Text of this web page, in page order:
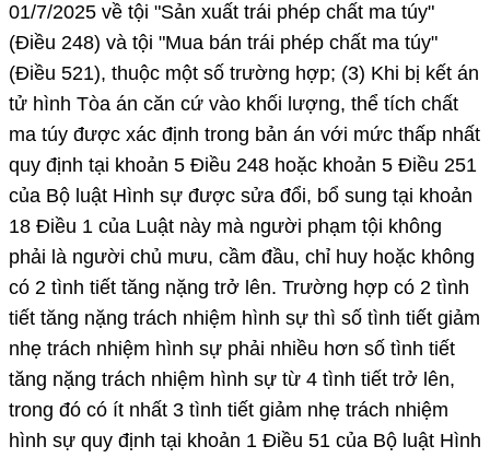
01/7/2025 về tội "Sản xuất trái phép chất ma túy"
(Điều 248) và tội "Mua bán trái phép chất ma túy"
(Điều 521), thuộc một số trường hợp; (3) Khi bị kết án
tử hình Tòa án căn cứ vào khối lượng, thể tích chất
ma túy được xác định trong bản án với mức thấp nhất
quy định tại khoản 5 Điều 248 hoặc khoản 5 Điều 251
của Bộ luật Hình sự được sửa đổi, bổ sung tại khoản
18 Điều 1 của Luật này mà người phạm tội không
phải là người chủ mưu, cầm đầu, chỉ huy hoặc không
có 2 tình tiết tăng nặng trở lên. Trường hợp có 2 tình
tiết tăng nặng trách nhiệm hình sự thì số tình tiết giảm
nhẹ trách nhiệm hình sự phải nhiều hơn số tình tiết
tăng nặng trách nhiệm hình sự từ 4 tình tiết trở lên,
trong đó có ít nhất 3 tình tiết giảm nhẹ trách nhiệm
hình sự quy định tại khoản 1 Điều 51 của Bộ luật Hình